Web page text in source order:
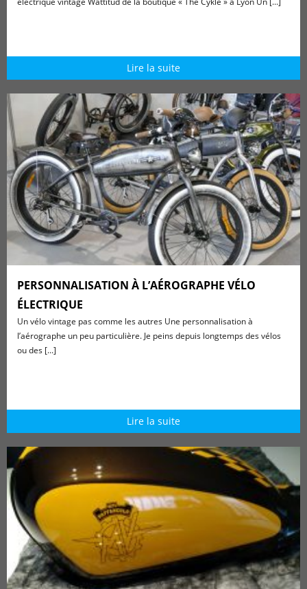
Lire la suite
PERSONNALISATION À L’AÉROGRAPHE VÉLO
ÉLECTRIQUE
Un vélo vintage pas comme les autres Une personnalisation à
l’aérographe un peu particulière. Je peins depuis longtemps des vélos
ou des [...]
Lire la suite